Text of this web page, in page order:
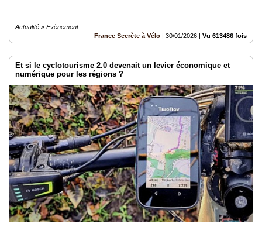
Actualité » Evènement
France Secrète à Vélo | 30/01/2026 | Vu 613486 fois
Et si le cyclotourisme 2.0 devenait un levier économique et
numérique pour les régions ?